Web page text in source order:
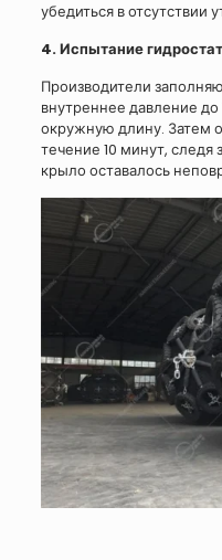
убедиться в отсутствии
4. Испытание
Производители
внутреннее давление
окружную длину. Затем
течение 10 минут, следя
крыло оставалось